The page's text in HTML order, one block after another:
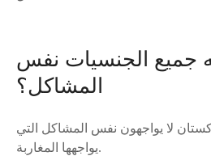
جميع الجنسيات نفس
المشاكل؟
لا يواجهون نفس المشاكل التي
يواجهها المغاربة.